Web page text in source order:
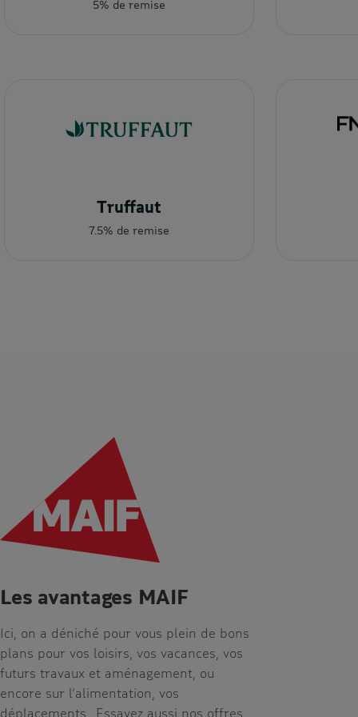
5% de remise
Truffaut
7.5% de remise
Les avantages MAIF
Ici, on a déniché pour vous plein de bons
plans pour vos loisirs, vos vacances, vos
futurs travaux et aménagement, ou
encore sur l’alimentation, vos
déplacements…Essayez aussi nos offres